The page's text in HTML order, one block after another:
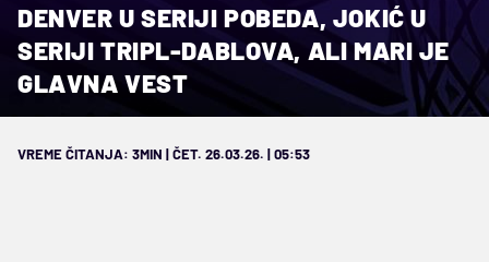
DENVER U SERIJI POBEDA, JOKIĆ U
SERIJI TRIPL-DABLOVA, ALI MARI JE
GLAVNA VEST
VREME ČITANJA: 3MIN | ČET. 26.03.26. | 05:53